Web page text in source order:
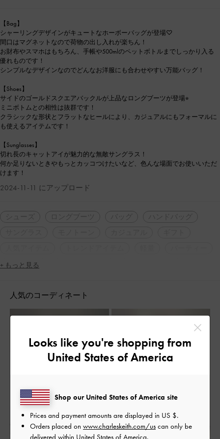
【Bag】
シャーリングデザインがキュートなホーボーバッグが登場♡
間口はマグネットなので荷物の出し入れが楽ちん！
お財布やスマホはもちろん、手帳や500mlのペットボトルまでしっかり入る
優れものです！
シンプルなデザインなのでどんなお洋服にも合わせやすい万能バッグ！
【Shoes】
サイドのゴールドスクエアバックルが上品なロングブーツが登場⭐︎
ミニボトムとの相性は抜群です！
クラシックな形状とフラットなヒールにより、カジュアルにもフォーマルに
も使えるアイテムです！
【Sunglasses】
切れ長のキャットアイが魅力的な無敵サングラス！
何か足りないときやもっとカッコつけたいなど、色んな場面でお使いいただ
けます！
2024-11-11 にアップロード
シューズ ロングブーツ
ストリート
スポーティ
休日コーデ
デート
定番アイテム
+ もっと見る
人気のコーディネート
Looks like you're shopping from
United States of America
Shop our United States of America site
Prices and payment amounts are displayed in US $.
Orders placed on www.charleskeith.com/us can only be
delivered within United States of America.